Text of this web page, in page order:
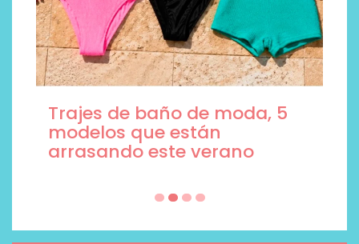
Trajes de baño de moda, 5
modelos que están
arrasando este verano